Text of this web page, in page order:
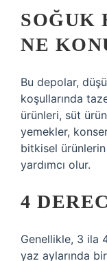
SOĞUK
NE
Bu depolar,
koşullarında
ürünleri, süt
yemekler,
bitkisel
yardımcı olur.
4
Genellikle, 3 ila
yaz aylarında